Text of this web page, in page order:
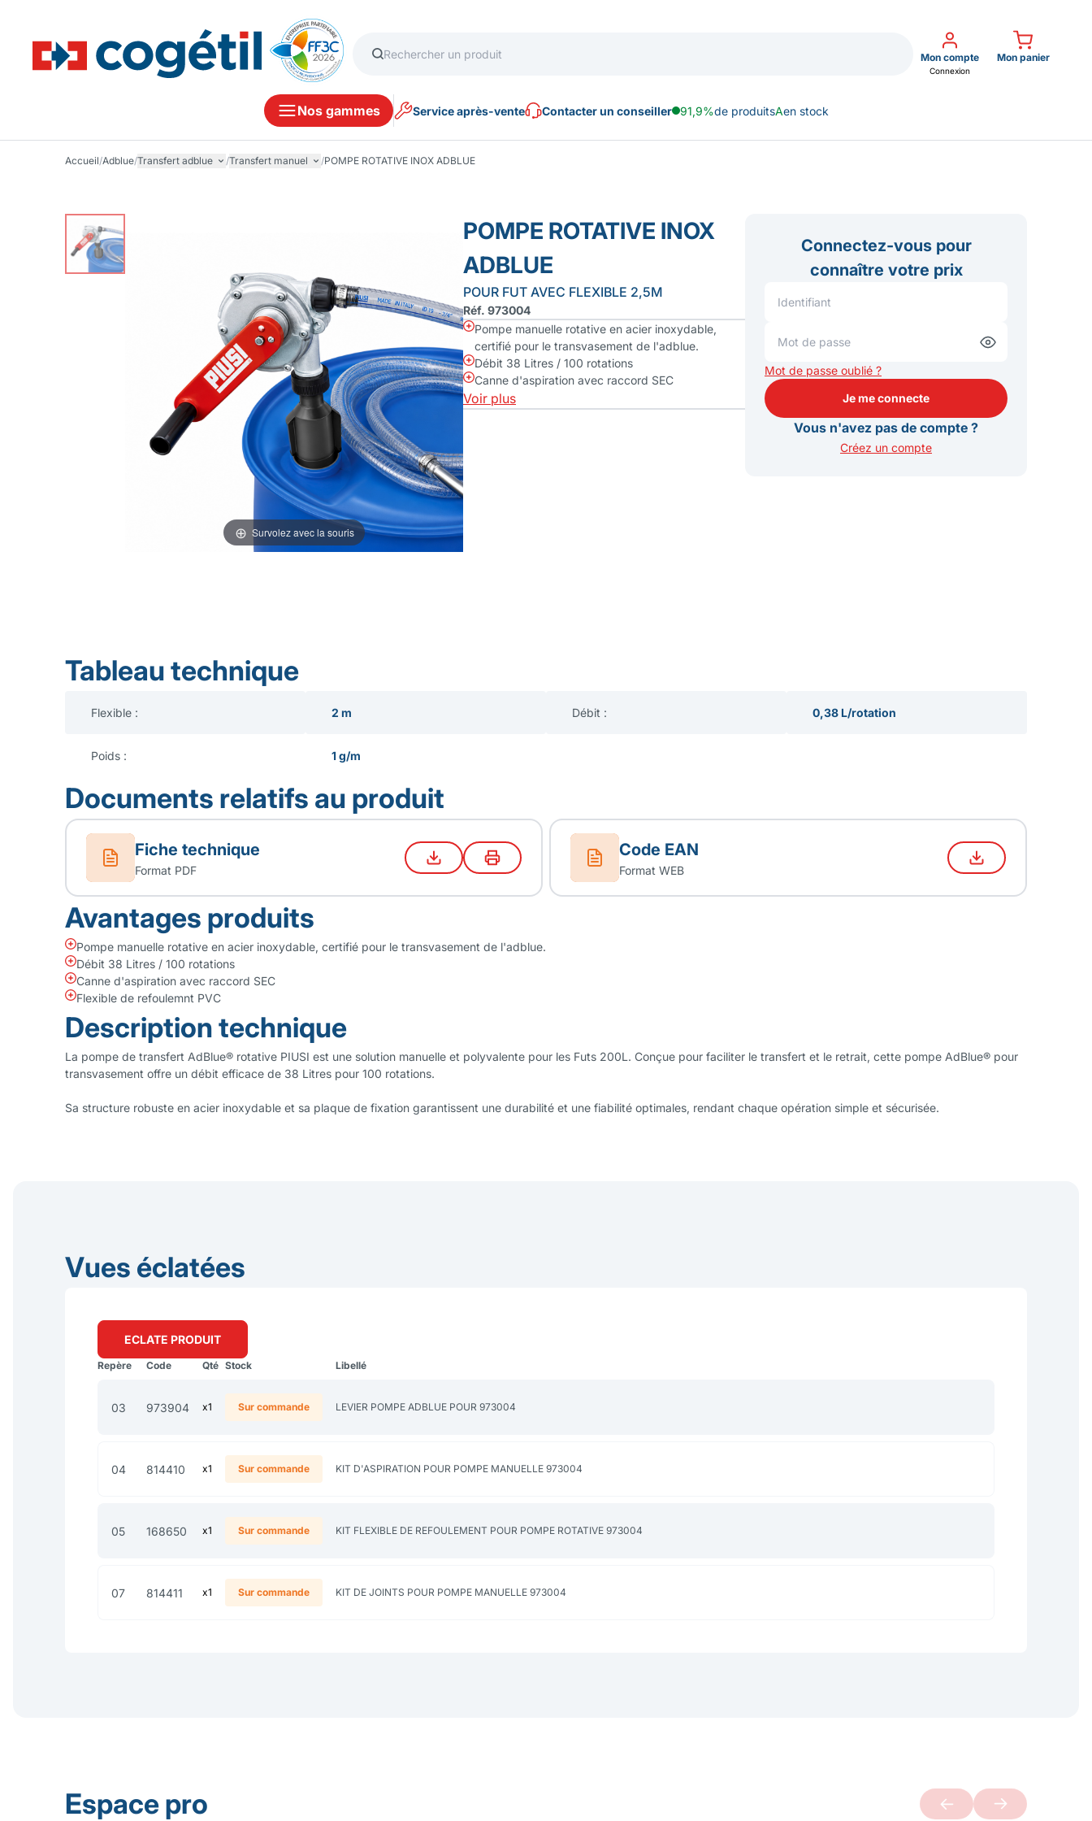
Mon compte
Connexion
Mon panier
Nos gammes Service après-vente Contacter un conseiller 91,9%de produitsAen stock
Accueil/Adblue/Transfert adblue /Transfert manuel /POMPE ROTATIVE INOX ADBLUE
Survolez avec la souris
POMPE ROTATIVE INOX
ADBLUE
POUR FUT AVEC FLEXIBLE 2,5M
Réf. 973004
Pompe manuelle rotative en acier inoxydable,
certifié pour le transvasement de l'adblue.
Débit 38 Litres / 100 rotations
Canne d'aspiration avec raccord SEC
Voir plus
Connectez-vous pour
connaître votre prix
Mot de passe oublié ?
Je me connecte
Vous n'avez pas de compte ?
Créez un compte
Tableau technique
Flexible : 2 m Débit : 0,38 L/rotation
Poids : 1 g/m
Documents relatifs au produit
Fiche technique
Format PDF
Code EAN
Format WEB
Avantages produits
Pompe manuelle rotative en acier inoxydable, certifié pour le transvasement de l'adblue.
Débit 38 Litres / 100 rotations
Canne d'aspiration avec raccord SEC
Flexible de refoulemnt PVC
Description technique
La pompe de transfert AdBlue® rotative PIUSI est une solution manuelle et polyvalente pour les Futs 200L. Conçue pour faciliter le transfert et le retrait, cette pompe AdBlue® pour
transvasement offre un débit efficace de 38 Litres pour 100 rotations.
Sa structure robuste en acier inoxydable et sa plaque de fixation garantissent une durabilité et une fiabilité optimales, rendant chaque opération simple et sécurisée.
Vues éclatées
ECLATE PRODUIT
Repère Code Qté Stock Libellé
03 973904 x1 Sur commande LEVIER POMPE ADBLUE POUR 973004
04 814410 x1 Sur commande KIT D'ASPIRATION POUR POMPE MANUELLE 973004
05 168650 x1 Sur commande KIT FLEXIBLE DE REFOULEMENT POUR POMPE ROTATIVE 973004
07 814411 x1 Sur commande KIT DE JOINTS POUR POMPE MANUELLE 973004
Espace pro